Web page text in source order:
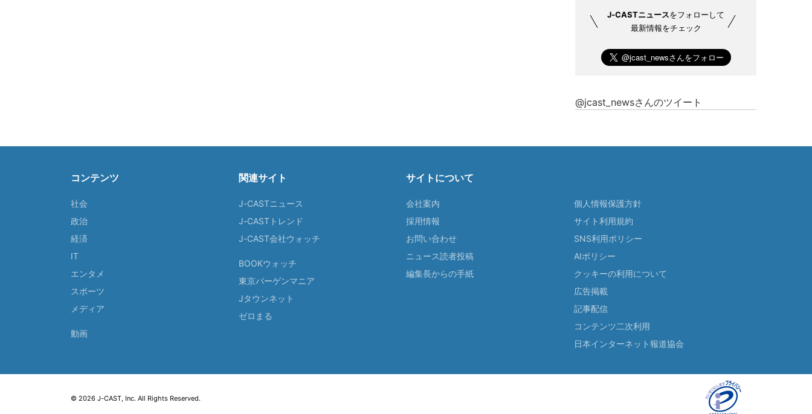
J-CASTニュースをフォローして
最新情報をチェック
@jcast_newsさんのツイート
コンテンツ
社会
政治
経済
IT
エンタメ
スポーツ
メディア
動画
関連サイト
J-CASTニュース
J-CASTトレンド
J-CAST会社ウォッチ
BOOKウォッチ
東京バーゲンマニア
Jタウンネット
ゼロまる
サイトについて
会社案内
採用情報
お問い合わせ
ニュース読者投稿
編集長からの手紙
個人情報保護方針
サイト利用規約
SNS利用ポリシー
AIポリシー
クッキーの利用について
広告掲載
記事配信
コンテンツ二次利用
日本インターネット報道協会
© 2026 J-CAST, Inc. All Rights Reserved.